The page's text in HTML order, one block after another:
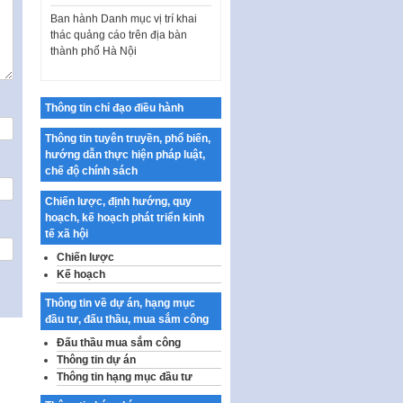
Ban hành Danh mục vị trí khai
thác quảng cáo trên địa bàn
thành phố Hà Nội
tưởng của Đảng…
phí xây dựng pháp luật, hoàn
thiện thể chế, chính…
Quy định về nghiên cứu, ứng
dụng khoa học, công nghệ, đổi
mới sáng tạo và chuyển…
Quy định chi tiết và hướng dẫn
thi hành một số điều của Luật Lý
lịch tư…
Sửa đổi, bổ sung một số nội
dung tại Nghị quyết số 30/NQ-
CP ngày 24 tháng 02…
Ban hành Chương trình hành
động của Chính phủ thực hiện
Nghị quyết số 02-NQ/TW ngày
Thông tin chỉ đạo điều hành
Thông tin tuyên truyền, phổ biến,
hướng dẫn thực hiện pháp luật,
chế độ chính sách
Chiến lược, định hướng, quy
hoạch, kế hoạch phát triển kinh
tế xã hội
Chiến lược
Kế hoạch
Thông tin về dự án, hạng mục
đầu tư, đấu thầu, mua sắm công
Đấu thầu mua sắm công
Thông tin dự án
Thông tin hạng mục đầu tư